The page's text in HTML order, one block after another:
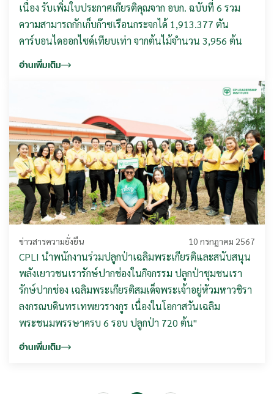
เนื่อง รับเพิ่มใบประกาศเกียรติคุณจาก อบก. ฉบับที่ 6 รวม
ความสามารถกักเก็บก๊าซเรือนกระจกได้ 1,913.377 ตัน
คาร์บอนไดออกไซด์เทียบเท่า จากต้นไม้จำนวน 3,956 ต้น
อ่านเพิ่มเติม
ข่าวสารความยั่งยืน 10 กรกฎาคม 2567
CPLI นำพนักงานร่วมปลูกป่าเฉลิมพระเกียรติและสนับสนุน
พลังเยาวชนเรารักษ์ปากช่องในกิจกรรม ปลูกป่าชุมชนเรา
รักษ์ปากช่อง เฉลิมพระเกียรติสมเด็จพระเจ้าอยู่หัวมหาวชิรา
ลงกรณบดินทรเทพยวรางกูร เนื่องในโอกาสวันเฉลิม
พระชนมพรรษาครบ 6 รอบ ปลูกป่า 720 ต้น"
อ่านเพิ่มเติม